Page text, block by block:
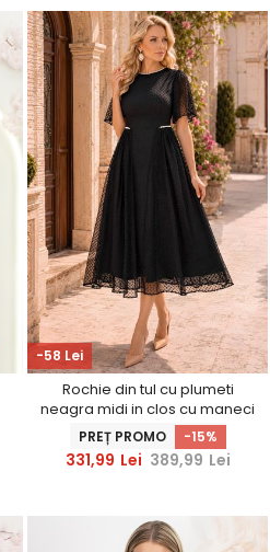
-58 Lei
Rochie din tul cu plumeti
neagra midi in clos cu maneci
bufante si aplicatii
stralucitoare cu perle -
StarShinerS
PREȚ PROMO -15%
331,99 Lei 389,99 Lei